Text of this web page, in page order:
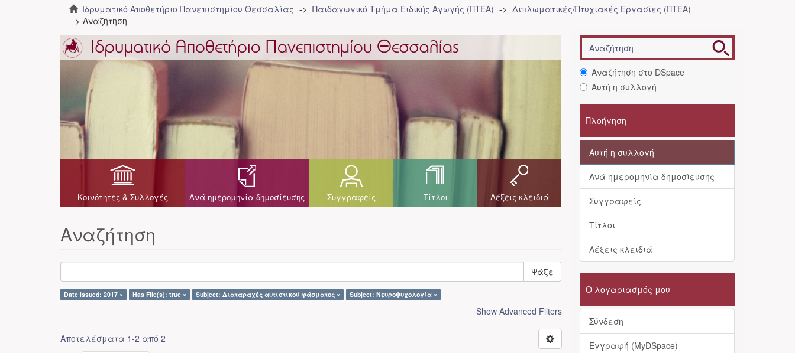
Ιδρυματικό Αποθετήριο Πανεπιστημίου Θεσσαλίας Παιδαγωγικό Τμήμα Ειδικής Αγωγής (ΠΤΕΑ)
Διπλωματικές/Πτυχιακές Εργασίες (ΠΤΕΑ)
Αναζήτηση
Κοινότητες & Συλλογές Ανά ημερομηνία δημοσίευσης Συγγραφείς Τίτλοι Λέξεις κλειδιά
Αναζήτηση
Ψάξε
Date issued: 2017 × Has File(s): true × Subject: Διαταραχές αυτιστικού φάσματος × Subject: Νευροψυχολογία ×
Show Advanced Filters
Αποτελέσματα 1-2 από 2
Αναζήτηση στο DSpace
Αυτή η συλλογή
Πλοήγηση
Αυτή η συλλογή
Ανά ημερομηνία δημοσίευσης
Συγγραφείς
Τίτλοι
Λέξεις κλειδιά
Ο λογαριασμός μου
Σύνδεση
Εγγραφή (MyDSpace)